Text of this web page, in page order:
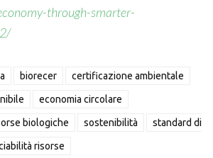
through-smarter-
biorecer certificazione ambientale
economia circolare
biologiche sostenibilità standard di
risorse